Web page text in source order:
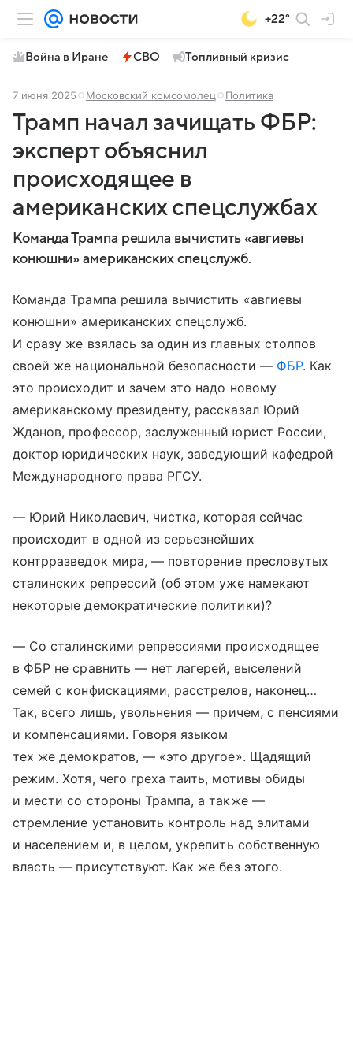
+22°
Война в Иране СВО Топливный кризис
7 июня 2025 Московский комсомолец Политика
Трамп начал зачищать ФБР:
эксперт объяснил
происходящее в
американских спецслужбах
Команда Трампа решила вычистить «авгиевы
конюшни» американских спецслужб.
Команда Трампа решила вычистить «авгиевы
конюшни» американских спецслужб.
И сразу же взялась за один из главных столпов
своей же национальной безопасности — ФБР. Как
это происходит и зачем это надо новому
американскому президенту, рассказал Юрий
Жданов, профессор, заслуженный юрист России,
доктор юридических наук, заведующий кафедрой
Международного права РГСУ.
— Юрий Николаевич, чистка, которая сейчас
происходит в одной из серьезнейших
контрразведок мира, — повторение пресловутых
сталинских репрессий (об этом уже намекают
некоторые демократические политики)?
— Со сталинскими репрессиями происходящее
в ФБР не сравнить — нет лагерей, выселений
семей с конфискациями, расстрелов, наконец…
Так, всего лишь, увольнения — причем, с пенсиями
и компенсациями. Говоря языком
тех же демократов, — «это другое». Щадящий
режим. Хотя, чего греха таить, мотивы обиды
и мести со стороны Трампа, а также —
стремление установить контроль над элитами
и населением и, в целом, укрепить собственную
власть — присутствуют. Как же без этого.